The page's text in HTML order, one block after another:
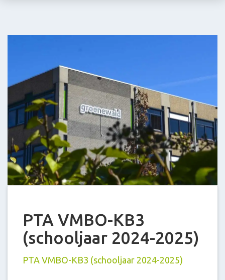
PTA VMBO-KB3
(schooljaar 2024-2025)
PTA VMBO-KB3 (schooljaar 2024-2025)